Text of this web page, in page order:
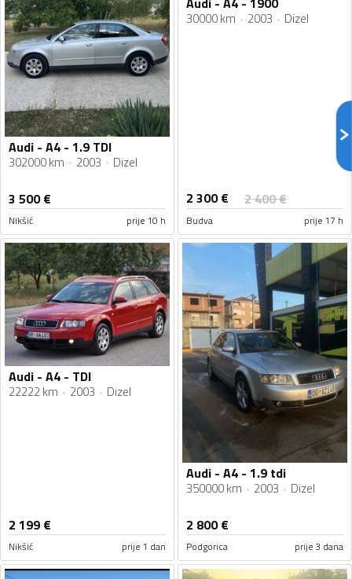
Audi - A4 - 1.9 TDI
302000 km 2003 Dizel
3 500€
Nikšić prije 10 h
30000 km 2003 Dizel
2 300€ 2 400€
Budva prije 17 h
Audi - A4 - TDI
22222 km 2003 Dizel
2 199 €
Nikšić prije 1 dan
Audi - A4 - 1.9 tdi
350000 km 2003 Dizel
2 800€
Podgorica prije 3 dana